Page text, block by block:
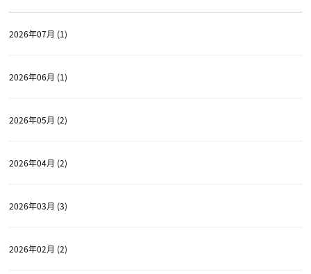
2026年07月 (1)
2026年06月 (1)
2026年05月 (2)
2026年04月 (2)
2026年03月 (3)
2026年02月 (2)